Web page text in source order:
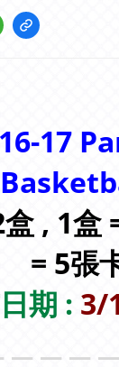
17
, 1盒
= 5張
期 : 3/